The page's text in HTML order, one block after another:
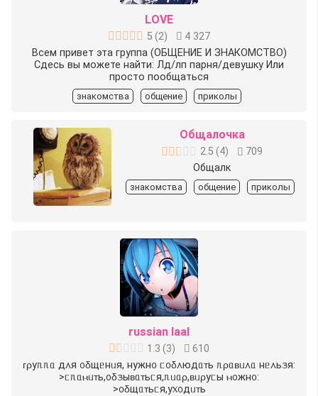
LOVE
5 (2)
4 327
Всем привет эта группа (ОБЩЕНИЕ И ЗНАКОМСТВО)
Сдесь вы можете найти: Лд/лп парня/девушку Или
просто пообщаться
знакомства общение приколы
Общалочка
2.5 (4)
709
Общалк
знакомства общение приколы
russian laal
1.3 (3)
610
ᴦρуᥰᥰᥲ д᧘я ᧐δщᥱнᥙя, нужн᧐ ᥴ᧐δ᧘юдᥲᴛь ᥰρᥲʙᥙ᧘ᥲ нᥱ᧘ьᤋя:
>ᥴᥰᥲⲙᥙᴛь,᧐δᤋыʙᥲᴛьᥴя,ᥰᥙᥲρ,ʙᥙρуᥴы ⲙ᧐жн᧐:
>᧐δщᥲᴛьᥴя,у᥊᧐дᥙᴛь